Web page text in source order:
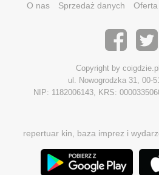
O nas Sprzedaż danych
Copyright by
ul. Nowogrodzka 31, 00-
NIP: 1182006143, KRS:
repertuar kin, baza imprez i